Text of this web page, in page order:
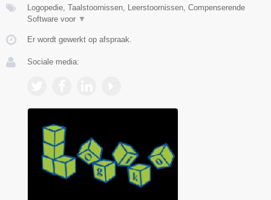
Logopedie, Taalstoornissen, Leerstoornissen, Compenserende
Software voor ▼
Er wordt gewerkt op afspraak.
Sociale media: